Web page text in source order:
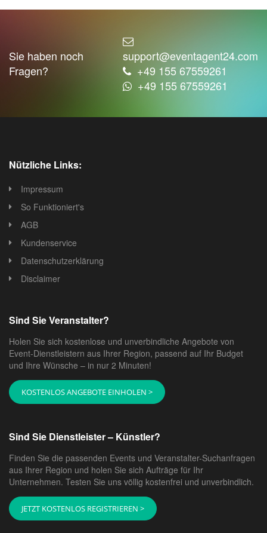
Sie haben noch
Fragen?
support@eventagent24.com
+49 155 67559261
+49 155 67559261
Nützliche Links:
Impressum
So Funktioniert's
AGB
Kundenservice
Datenschutzerklärung
Disclaimer
Sind Sie Veranstalter?
Holen Sie sich kostenlose und unverbindliche Angebote von
Event-Dienstleistern aus Ihrer Region, passend auf Ihr Budget
und Ihre Wünsche – in nur 2 Minuten!
KOSTENLOS ANGEBOTE EINHOLEN >
Sind Sie Dienstleister – Künstler?
Finden Sie die passenden Events und Veranstalter-Suchanfragen
aus Ihrer Region und holen Sie sich Aufträge für Ihr
Unternehmen. Testen Sie uns völlig kostenfrei und unverbindlich.
JETZT KOSTENLOS REGISTRIEREN >